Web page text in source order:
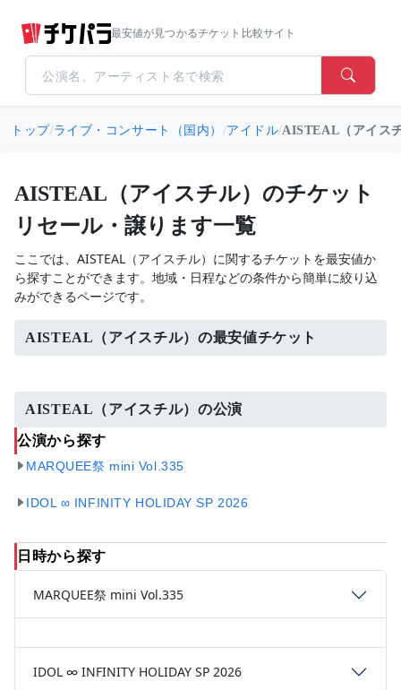
最安値が見つかるチケット比較サイト
トップ/ライブ・コンサート（国内） /アイドル/AISTEAL（アイス
AISTEAL（アイスチル）のチケット
リセール・譲ります一覧
ここでは、AISTEAL（アイスチル）に関するチケットを最安値か
ら探すことができます。地域・日程などの条件から簡単に絞り込
みができるページです。
AISTEAL（アイスチル）の最安値チケット
AISTEAL（アイスチル）の公演
公演から探す
MARQUEE祭 mini Vol.335
IDOL ∞ INFINITY HOLIDAY SP 2026
日時から探す
MARQUEE祭 mini Vol.335
IDOL ∞ INFINITY HOLIDAY SP 2026